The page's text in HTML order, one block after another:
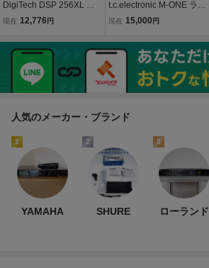
DigiTech DSP 256XL デ
ジタルマルチエフェクト
確認済み 本体のみ（z-31
55）
現在 12,776 円
t.c.electronic M-ONE ラッ
クエフェクター リバーブ
正面右側ダイアルが効き
ません 交換部品付 現状お
渡し
現在 15,000 円
人気のメーカー・ブランド
1
YAMAHA
2
SHURE
3
ローランド